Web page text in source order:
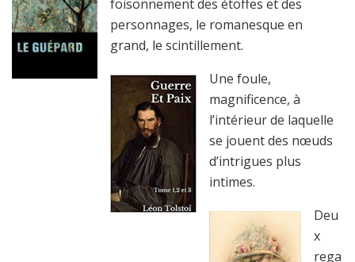
foisonnement des étoffes et des
personnages, le romanesque en
grand, le scintillement.
Une foule,
magnificence, à
l’intérieur de laquelle
se jouent des nœuds
d’intrigues plus
intimes.
Deu
x
rega